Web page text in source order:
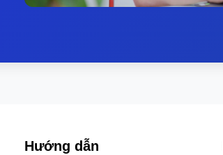
Hướng dẫn